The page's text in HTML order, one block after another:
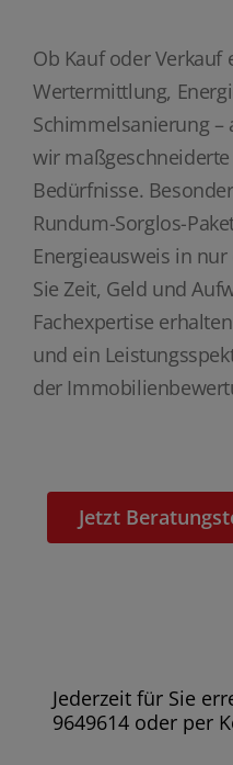
Ob Kauf oder
Wertermittlung,
Schimmelsanierung –
wir
Bedürfnisse.
Rundum-Sorglos-
Energieausweis in
Sie Zeit, Geld und
Fachexpertise
und ein
der
Jetzt
Jederzeit für Sie
9649614 oder per